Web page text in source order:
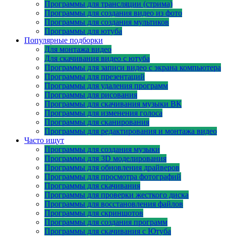
Программы для трансляции (стрима)
Программы для создания видео из фото
Программы для создания мультиков
Программы для ютуба
Популярные подборки
Для монтажа видео
Для скачивания видео с ютуба
Программы для записи видео с экрана компьютера
Программы для презентаций
Программы для удаления программ
Программы для рисования
Программы для скачивания музыки ВК
Программы для изменения голоса
Программы для сканирования
Программы для редактирования и монтажа видео
Часто ищут
Программы для создания музыки
Программы для 3D моделирования
Программы для обновления драйверов
Программы для просмотра фотографий
Программы для скачивания
Программы для проверки жесткого диска
Программы для восстановления файлов
Программы для скриншотов
Программы для создания программ
Программы для скачивания с Ютуба